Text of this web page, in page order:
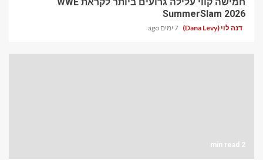
SummerSlam 2026
דנה לוי (Dana Levy) 7 ימים ago
2 min read